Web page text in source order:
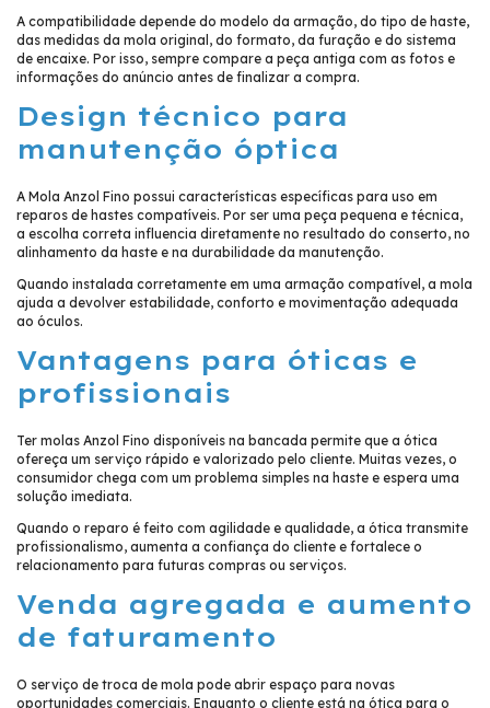
A compatibilidade depende do modelo da armação, do tipo de haste,
das medidas da mola original, do formato, da furação e do sistema
de encaixe. Por isso, sempre compare a peça antiga com as fotos e
informações do anúncio antes de finalizar a compra.
Design técnico para
manutenção óptica
A Mola Anzol Fino possui características específicas para uso em
reparos de hastes compatíveis. Por ser uma peça pequena e técnica,
a escolha correta influencia diretamente no resultado do conserto, no
alinhamento da haste e na durabilidade da manutenção.
Quando instalada corretamente em uma armação compatível, a mola
ajuda a devolver estabilidade, conforto e movimentação adequada
ao óculos.
Vantagens para óticas e
profissionais
Ter molas Anzol Fino disponíveis na bancada permite que a ótica
ofereça um serviço rápido e valorizado pelo cliente. Muitas vezes, o
consumidor chega com um problema simples na haste e espera uma
solução imediata.
Quando o reparo é feito com agilidade e qualidade, a ótica transmite
profissionalismo, aumenta a confiança do cliente e fortalece o
relacionamento para futuras compras ou serviços.
Venda agregada e aumento
de faturamento
O serviço de troca de mola pode abrir espaço para novas
oportunidades comerciais. Enquanto o cliente está na ótica para o